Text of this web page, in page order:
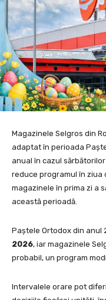
Magazinele Selgros din
adaptat în perioada
anual în cazul
reduce programul în ziua
magazinele în prima zi a
această perioadă.
Paștele Ortodox din anul
2026, iar magazinele
probabil, un program
Intervalele orare pot